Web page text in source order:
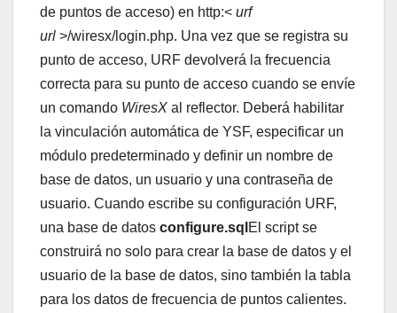
de puntos de acceso) en http:< urf
url >/wiresx/login.php. Una vez que se registra su
punto de acceso, URF devolverá la frecuencia
correcta para su punto de acceso cuando se envíe
un comando WiresX al reflector. Deberá habilitar
la vinculación automática de YSF, especificar un
módulo predeterminado y definir un nombre de
base de datos, un usuario y una contraseña de
usuario. Cuando escribe su configuración URF,
una base de datos configure.sql El script se
construirá no solo para crear la base de datos y el
usuario de la base de datos, sino también la tabla
para los datos de frecuencia de puntos calientes.